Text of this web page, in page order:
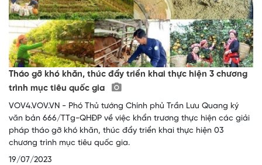
Tháo gỡ khó khăn, thúc đẩy triển khai thực hiện 3 chương
trình mục tiêu quốc gia
VOV4.VOV.VN - Phó Thủ tướng Chính phủ Trần Lưu Quang ký
văn bản 666/TTg-QHĐP về việc khẩn trương thực hiện các giải
pháp tháo gỡ khó khăn, thúc đẩy triển khai thực hiện 03
chương trình mục tiêu quốc gia.
19/07/2023